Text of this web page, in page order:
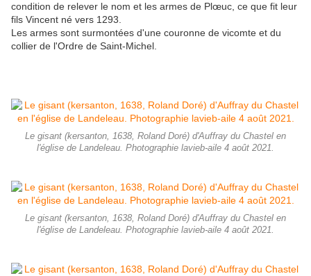
condition de relever le nom et les armes de Plœuc, ce que fit leur
fils Vincent né vers 1293.
Les armes sont surmontées d'une couronne de vicomte et du
collier de l'Ordre de Saint-Michel.
Le gisant (kersanton, 1638, Roland Doré) d'Auffray du Chastel en
l'église de Landeleau. Photographie lavieb-aile 4 août 2021.
Le gisant (kersanton, 1638, Roland Doré) d'Auffray du Chastel en
l'église de Landeleau. Photographie lavieb-aile 4 août 2021.